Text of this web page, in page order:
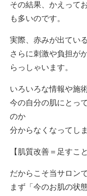
その結果、かえって
も多いのです。
実際、赤みが出てい
さらに刺激や負担が
らっしゃいます。
いろいろな情報や施
今の自分の肌にとっ
のか
分からなくなってし
【肌質改善＝足すこ
だからこそ当サロンで
まず「今のお肌の状